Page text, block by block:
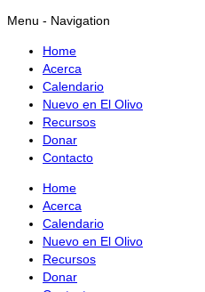
Menu - Navigation
Home
Acerca
Calendario
Nuevo en El Olivo
Recursos
Donar
Contacto
Home
Acerca
Calendario
Nuevo en El Olivo
Recursos
Donar